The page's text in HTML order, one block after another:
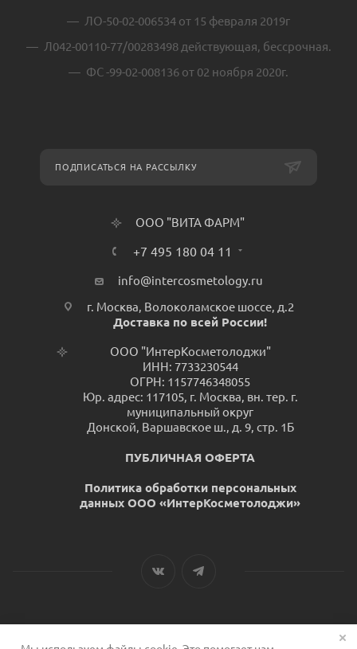
ЛО-50-02-006534 от 15 февраля 2019г
Л042-00110-77/00283498 действующая, бессрочная.
ФС -99-02-008136 от 02 ноября 2020г.
ПОДПИСАТЬСЯ НА РАССЫЛКУ
ООО "ВИТА ФАРМ"
+7 495 180 04 11
info@intercosmetology.ru
г. Москва, Волоколамское шоссе, д.2
Доставка по всей России!
ООО "ИнтерКосметолоджи"
ИНН: 7733230544
ОГРН: 1157746348055
Юр. адрес: 117105, г. Москва, вн. тер. г.
муниципальный округ
Донской, Варшавское ш., д. 9, стр. 1Б
ПУБЛИЧНАЯ ОФЕРТА
Политика обработки персональных
данных ООО «ИнтерКосметолоджи»